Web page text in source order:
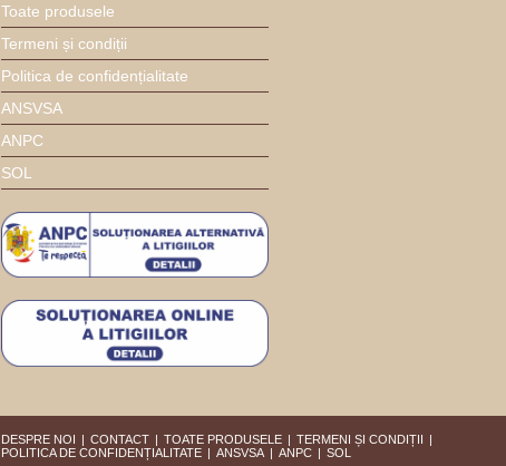
Toate produsele
Termeni și condiții
Politica de confidențialitate
ANSVSA
ANPC
SOL
DESPRE NOI CONTACT TOATE PRODUSELE
TERMENI ȘI CONDIȚII
POLITICA DE CONFIDENȚIALITATE
ANSVSA ANPC SOL